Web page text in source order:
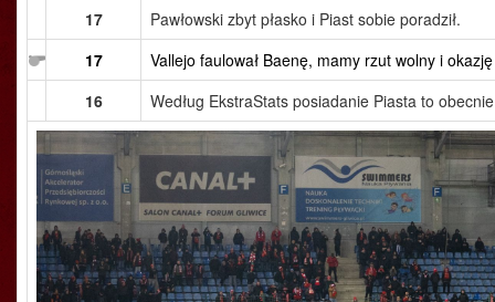
17
Pawłowski zbyt płasko i Piast sobie poradził.
17
Vallejo faulował Baenę, mamy rzut wolny i
16
Według EkstraStats posiadanie Piasta to